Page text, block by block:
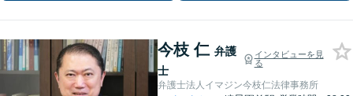
今枝 仁 弁護
士
インタビューを見
る
弁護士法人イマジン今枝仁法律事務所